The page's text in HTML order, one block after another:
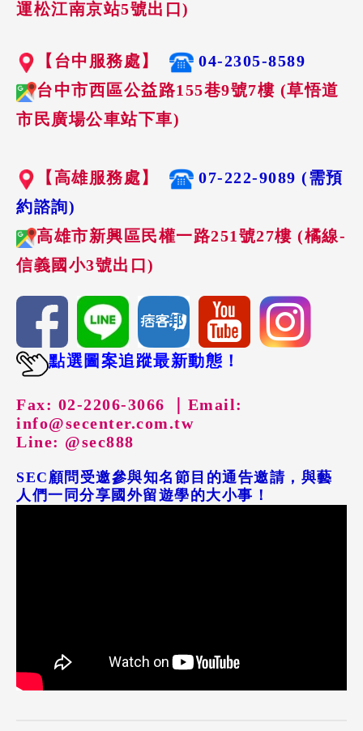
運松江南京站5號出口)
【台中服務處】
04-2305-8589
台中市西區公益路155巷9號7樓 (草悟道
市民廣場公車站下車)
【高雄服務處】
07-222-9089 (需預
約諮詢)
高雄市新興區民權一路251號27樓 (橘線-
信義國小3號出口)
點選圖案追蹤最新動態！
Fax: 02-2206-3066 ｜ Email:
info@secenter.com.tw
Line: @sec888
SEC顧問受邀參與知名節目的通告邀請，與藝
人們一同分享國外留遊學的大小事！